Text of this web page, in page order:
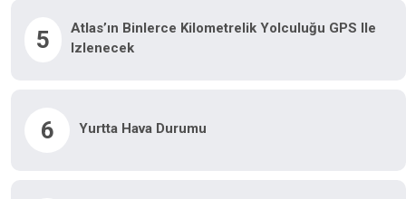
5
Atlas’ın Binlerce Kilometrelik Yolculuğu GPS Ile
Izlenecek
6 Yurtta Hava Durumu